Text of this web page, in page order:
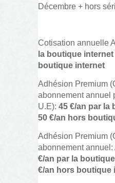
Décembre + hors
Cotisation annuelle
la boutique
boutique internet
Adhésion Premium
abonnement annuel
U.E): 45 €/an par la
50 €/an hors
Adhésion Premium
abonnement annuel:
€/an par la
€/an hors boutique